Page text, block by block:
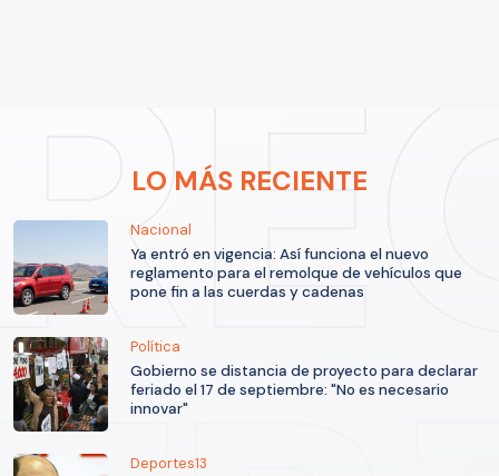
LO MÁS RECIENTE
Nacional
Ya entró en vigencia: Así funciona el nuevo
reglamento para el remolque de vehículos que
pone fin a las cuerdas y cadenas
Política
Gobierno se distancia de proyecto para declarar
feriado el 17 de septiembre: "No es necesario
innovar"
Deportes13